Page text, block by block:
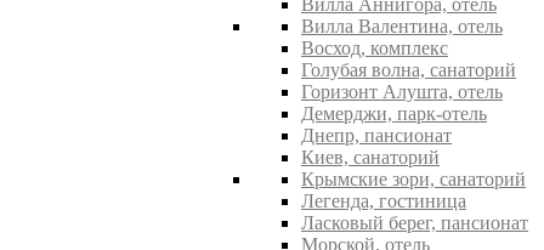
Вилла Аннигора, отель
Вилла Валентина, отель
Восход, комплекс
Голубая волна, санаторий
Горизонт Алушта, отель
Демерджи, парк-отель
Днепр, пансионат
Киев, санаторий
Крымские зори, санаторий
Легенда, гостиница
Ласковый берег, пансионат
Морской, отель